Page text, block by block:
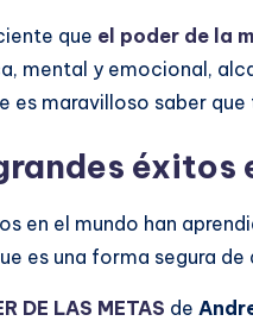
que el poder de la
mental y emocional,
es maravilloso saber
en el mundo han
es una forma segura
DE LAS METAS de